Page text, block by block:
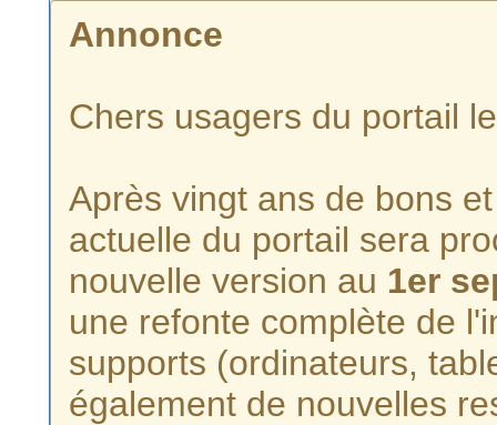
Annonce
Chers usagers du portail
Après vingt ans de bons
actuelle du portail sera
nouvelle version au 1er
une refonte complète de
supports (ordinateurs,
également de nouvelles